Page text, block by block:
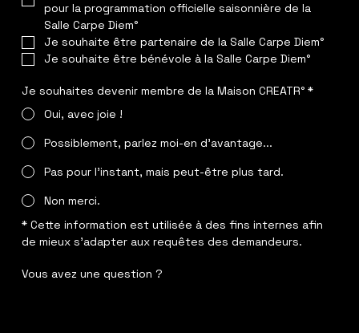
pour la programmation officielle saisonnière de la
Salle Carpe Diem°
Je souhaite être partenaire de la Salle Carpe Diem°
Je souhaite être bénévole à la Salle Carpe Diem°
Je souhaites devenir membre de la Maison CREATR° *
Oui, avec joie !
Possiblement, parlez moi-en d'avantage...
Pas pour l'instant, mais peut-être plus tard.
Non merci.
* Cette information est utilisée à des fins internes afin
de mieux s'adapter aux requêtes des demandeurs.
Vous avez une question ?